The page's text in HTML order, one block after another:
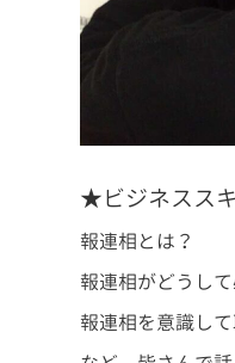
★ビジネスス
報連相とは？
報連相がどうし
報連相を意識し